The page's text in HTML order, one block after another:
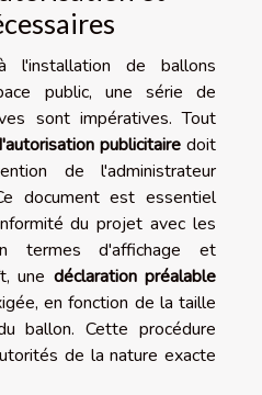
l'installation de ballons
public, une série de
sont impératives. Tout
publicitaire doit
de l'administrateur
document est essentiel
du projet avec les
termes d'affichage et
une déclaration préalable
en fonction de la taille
ballon. Cette procédure
de la nature exacte